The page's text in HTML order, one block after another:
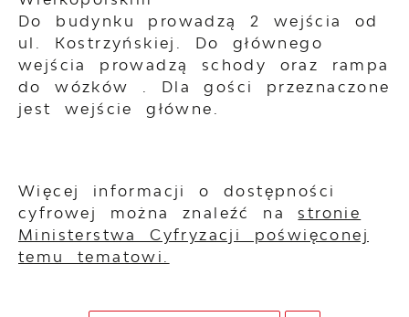
Do budynku prowadzą 2 wejścia od
ul. Kostrzyńskiej. Do głównego
wejścia prowadzą schody oraz rampa
do wózków . Dla gości przeznaczone
jest wejście główne.
Więcej informacji o dostępności
cyfrowej można znaleźć nastronie
Ministerstwa Cyfryzacji poświęconej
temu tematowi.